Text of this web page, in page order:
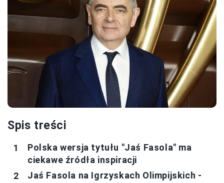
Spis treści
Polska wersja tytułu "Jaś Fasola" ma
ciekawe źródła inspiracji
Jaś Fasola na Igrzyskach Olimpijskich -